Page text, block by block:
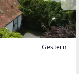
Gestern